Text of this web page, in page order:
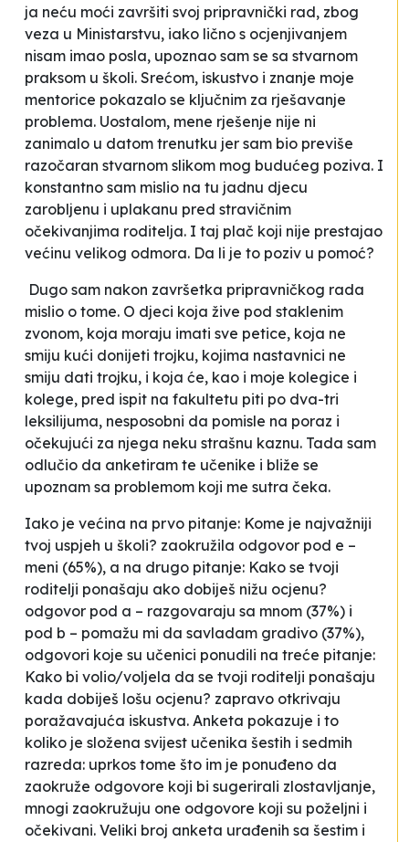
ja neću moći završiti svoj pripravnički rad, zbog
veza u Ministarstvu, iako lično s ocjenjivanjem
nisam imao posla, upoznao sam se sa stvarnom
praksom u školi. Srećom, iskustvo i znanje moje
mentorice pokazalo se ključnim za rješavanje
problema. Uostalom, mene rješenje nije ni
zanimalo u datom trenutku jer sam bio previše
razočaran stvarnom slikom mog budućeg poziva. I
konstantno sam mislio na tu jadnu djecu
zarobljenu i uplakanu pred stravičnim
očekivanjima roditelja. I taj plač koji nije prestajao
većinu velikog odmora. Da li je to poziv u pomoć?
Dugo sam nakon završetka pripravničkog rada
mislio o tome. O djeci koja žive pod staklenim
zvonom, koja moraju imati sve petice, koja ne
smiju kući donijeti trojku, kojima nastavnici ne
smiju dati trojku, i koja će, kao i moje kolegice i
kolege, pred ispit na fakultetu piti po dva-tri
leksilijuma, nesposobni da pomisle na poraz i
očekujući za njega neku strašnu kaznu. Tada sam
odlučio da anketiram te učenike i bliže se
upoznam sa problemom koji me sutra čeka.
Iako je većina na prvo pitanje: Kome je najvažniji
tvoj uspjeh u školi? zaokružila odgovor pod e –
meni (65%), a na drugo pitanje: Kako se tvoji
roditelji ponašaju ako dobiješ nižu ocjenu?
odgovor pod a – razgovaraju sa mnom (37%) i
pod b – pomažu mi da savladam gradivo (37%),
odgovori koje su učenici ponudili na treće pitanje:
Kako bi volio/voljela da se tvoji roditelji ponašaju
kada dobiješ lošu ocjenu? zapravo otkrivaju
poražavajuća iskustva. Anketa pokazuje i to
koliko je složena svijest učenika šestih i sedmih
razreda: uprkos tome što im je ponuđeno da
zaokruže odgovore koji bi sugerirali zlostavljanje,
mnogi zaokružuju one odgovore koji su poželjni i
očekivani. Veliki broj anketa urađenih sa šestim i